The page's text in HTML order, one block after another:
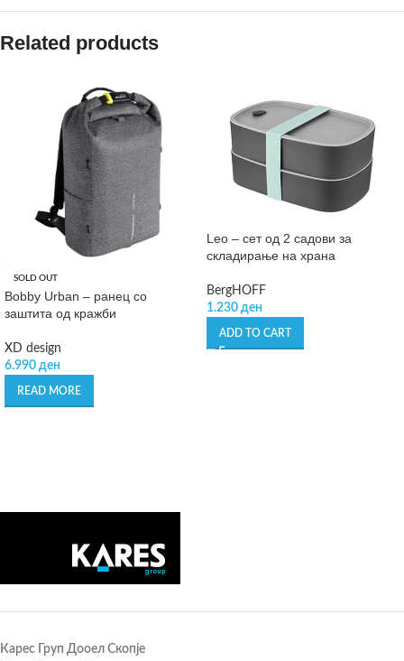
Related products
SOLD OUT
Bobby Urban – ранец со
заштита од кражби
XD design
6.990 ден
READ MORE
Leo – сет од 2 садови за
складирање на храна
BergHOFF
1.230 ден
ADD TO CART
Карес Груп Дооел Скопје